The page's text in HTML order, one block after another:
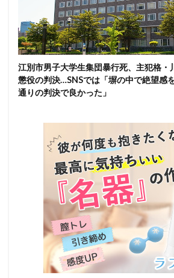
江別市男子大学生集団暴行死、主犯格・
懲役の判決…SNSでは「塀の中で絶望感
通りの判決で良かった」